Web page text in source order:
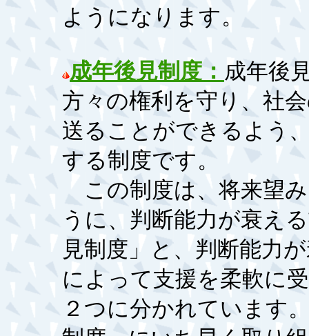
ようになります。
成年後見制度： 成年後
方々の権利を守り、社
送ることができるよう
する制度です。
この制度は、将来望
うに、判断能力が衰え
見制度」と、判断能力
によって支援を柔軟に
２つに分かれています